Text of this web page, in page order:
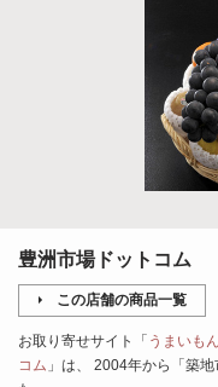
豊洲市場ドットコム
この店舗の商品一覧
お取り寄せサイト「 うまいも
コム 」は、 2004年から「築